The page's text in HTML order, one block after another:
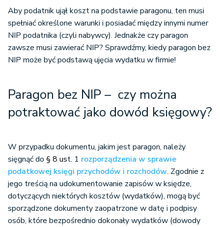
Aby podatnik ujął koszt na podstawie paragonu, ten musi
spełniać określone warunki i posiadać między innymi numer
NIP podatnika (czyli nabywcy). Jednakże czy paragon
zawsze musi zawierać NIP? Sprawdźmy, kiedy paragon bez
NIP może być podstawą ujęcia wydatku w firmie!
Paragon bez NIP – czy można
potraktować jako dowód księgowy?
W przypadku dokumentu, jakim jest paragon, należy
sięgnąć do § 8 ust. 1 rozporządzenia w sprawie
podatkowej księgi przychodów i rozchodów. Zgodnie z
jego treścią na udokumentowanie zapisów w księdze,
dotyczących niektórych kosztów (wydatków), mogą być
sporządzone dokumenty zaopatrzone w datę i podpisy
osób, które bezpośrednio dokonały wydatków (dowody